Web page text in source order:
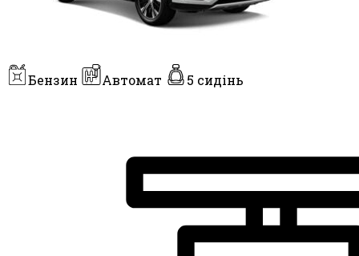
Бензин Автомат 5 сидінь